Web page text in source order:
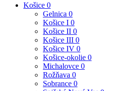
Košice 0
Gelnica 0
Košice I 0
Košice II 0
Košice III 0
Košice IV 0
Košice-okolie 0
Michalovce 0
Rožňava 0
Sobrance 0